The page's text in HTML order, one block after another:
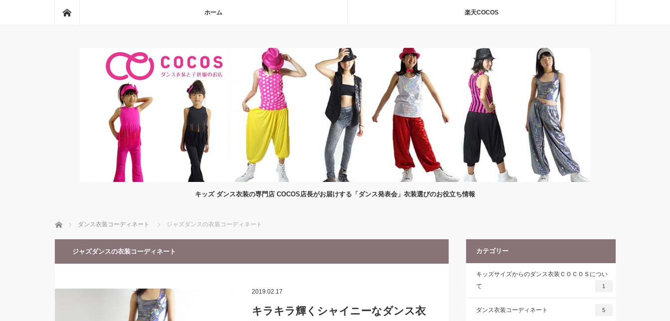
ホーム 楽天COCOS
キッズ ダンス衣装の専門店 COCOS店長がお届けする「ダンス発表会」衣装選びのお役立ち情報
ホーム ダンス衣装コーディネート ジャズダンスの衣装コーディネート
ジャズダンスの衣装コーディネート
2019.02.17
キラキラ輝くシャイニーなダンス衣
カテゴリー
キッズサイズからのダンス衣装ＣＯＣＯＳについ
て
1
ダンス衣装コーディネート 5